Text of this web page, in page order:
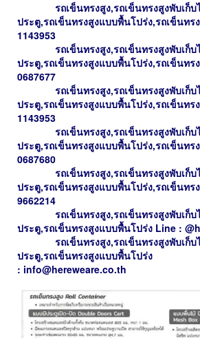
รถเข็นทรงสูง,รถเข็นทรงสูงพับเก็
ประตู,รถเข็นทรงสูงแบบพื้นโปร่ง,รถเข็นทร
1143953
รถเข็นทรงสูง,รถเข็นทรงสูงพับเก็
ประตู,รถเข็นทรงสูงแบบพื้นโปร่ง,รถเข็นทร
0687677
รถเข็นทรงสูง,รถเข็นทรงสูงพับเก็
ประตู,รถเข็นทรงสูงแบบพื้นโปร่ง,รถเข็นทร
1143953
รถเข็นทรงสูง,รถเข็นทรงสูงพับเก็
ประตู,รถเข็นทรงสูงแบบพื้นโปร่ง,รถเข็นทร
0687680
รถเข็นทรงสูง,รถเข็นทรงสูงพับเก็
ประตู,รถเข็นทรงสูงแบบพื้นโปร่ง,รถเข็นทร
9662214
รถเข็นทรงสูง,รถเข็นทรงสูงพับเก็
ประตู,รถเข็นทรงสูงแบบพื้นโปร่ง Line :
รถเข็นทรงสูง,รถเข็นทรงสูงพับเก็
ประตู,รถเข็นทรงสูงแบบพื้นโปร่ง
: info@hereweare.co.th